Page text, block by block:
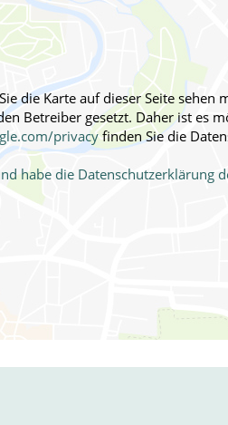
die Karte auf dieser Seite
Betreiber gesetzt. Daher ist es
privacyfinden Sie die
habe die Datenschutzerklärung